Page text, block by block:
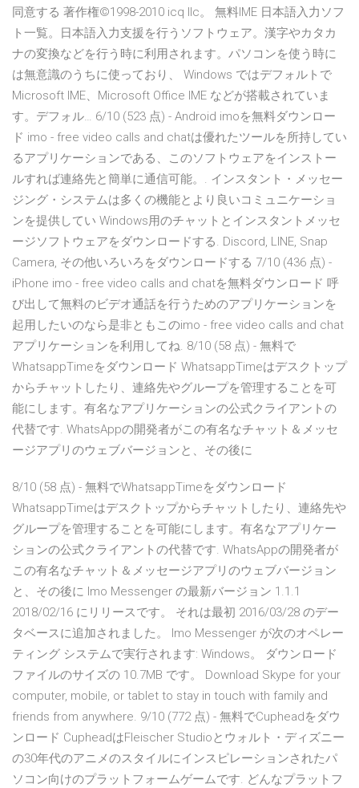
同意する 著作権©1998-2010 icq llc。 無料IME 日本語入力ソフ
ト一覧。日本語入力支援を行うソフトウェア。漢字やカタカ
ナの変換などを行う時に利用されます。パソコンを使う時に
は無意識のうちに使っており、 Windows ではデフォルトで
Microsoft IME、Microsoft Office IME などが搭載されていま
す。デフォル… 6/10 (523 点) - Android imoを無料ダウンロー
ド imo - free video calls and chatは優れたツールを所持してい
るアプリケーションである、このソフトウェアをインストー
ルすれば連絡先と簡単に通信可能。. インスタント・メッセー
ジング・システムは多くの機能とより良いコミュニケーショ
ンを提供してい Windows用のチャットとインスタントメッセ
ージソフトウェアをダウンロードする. Discord, LINE, Snap
Camera, その他いろいろをダウンロードする 7/10 (436 点) -
iPhone imo - free video calls and chatを無料ダウンロード 呼
び出して無料のビデオ通話を行うためのアプリケーションを
起用したいのなら是非ともこのimo - free video calls and chat
アプリケーションを利用してね. 8/10 (58 点) - 無料で
WhatsappTimeをダウンロード WhatsappTimeはデスクトップ
からチャットしたり、連絡先やグループを管理することを可
能にします。有名なアプリケーションの公式クライアントの
代替です. WhatsAppの開発者がこの有名なチャット＆メッセ
ージアプリのウェブバージョンと、その後に
8/10 (58 点) - 無料でWhatsappTimeをダウンロード
WhatsappTimeはデスクトップからチャットしたり、連絡先や
グループを管理することを可能にします。有名なアプリケー
ションの公式クライアントの代替です. WhatsAppの開発者が
この有名なチャット＆メッセージアプリのウェブバージョン
と、その後に Imo Messenger の最新バージョン 1.1.1
2018/02/16 にリリースです。 それは最初 2016/03/28 のデー
タベースに追加されました。 Imo Messenger が次のオペレー
ティング システムで実行されます: Windows。 ダウンロード
ファイルのサイズの 10.7MB です。 Download Skype for your
computer, mobile, or tablet to stay in touch with family and
friends from anywhere. 9/10 (772 点) - 無料でCupheadをダウ
ンロード CupheadはFleischer Studioとウォルト・ディズニー
の30年代のアニメのスタイルにインスピレーションされたパ
ソコン向けのプラットフォームゲームです. どんなプラットフ